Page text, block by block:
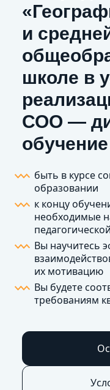
и
школе в
СОО —
обучение
быть в курсе
образовании
к концу
необходимые
Вы научитесь
их мотивацию
Вы будете
требованиям